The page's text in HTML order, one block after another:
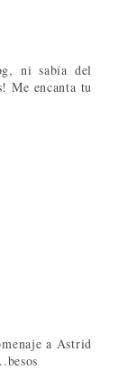
ni sabía del
Me encanta tu
a Astrid